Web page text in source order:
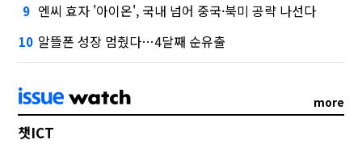
9 엔씨 효자 '아이온', 국내 넘어 중국·북미 공략 나선다
10 알뜰폰 성장 멈췄다…4달째 순유출
more
챗ICT